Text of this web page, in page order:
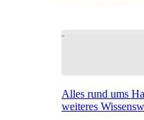
Alles rund ums
weiteres